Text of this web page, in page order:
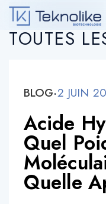
TOUTES
BLOG·2 JUIN
Acide
Quel
Quelle